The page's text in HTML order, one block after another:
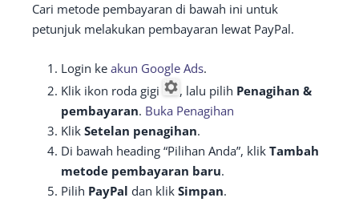
Cari metode pembayaran di bawah ini untuk
petunjuk melakukan pembayaran lewat PayPal.
Login ke akun Google Ads.
Klik ikon roda gigi
, lalu pilih Penagihan &
pembayaran. Buka Penagihan
Klik Setelan penagihan.
Di bawah heading “Pilihan Anda”, klik Tambah
metode pembayaran baru.
Pilih PayPal dan klik Simpan.